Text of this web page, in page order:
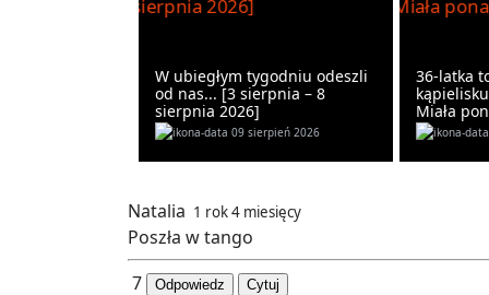
W ubiegłym tygodniu odeszli
od nas... [3 sierpnia – 8
sierpnia 2026]
09 sierpień 2026
36-latka
Miała
Natalia 1 rok 4 miesięcy
Poszła w tango
7
Odpowiedz Cytuj